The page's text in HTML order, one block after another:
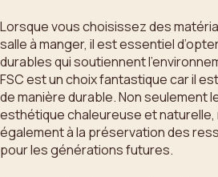
Lorsque vous choisissez des
salle à manger, il est essentiel
durables qui soutiennent
FSC est un choix fantastique car il
de manière durable. Non seulement
esthétique chaleureuse et naturelle,
également à la préservation des
pour les générations futures.